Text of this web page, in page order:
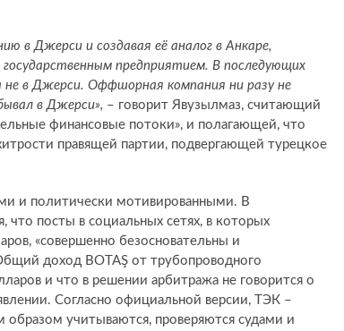
в Джерси и создавая её аналог в Анкаре,
предприятием. В последующих
не в Джерси. Оффшорная компания ни разу не
в Джерси», – говорит Явузылмаз, считающий
финансовые потоки», и полагающей, что
правящей партии, подвергающей турецкое
и политически мотивированными. В
что посты в социальных сетях, в которых
«совершенно безосновательны и
доход BOTAŞ от трубопроводного
и что в решении арбитража не говорится о
Согласно официальной версии, TЭК –
учитываются, проверяются судами и